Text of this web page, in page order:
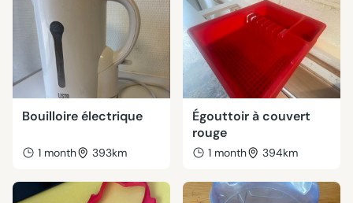
Bouilloire électrique
1 month 393km
Égouttoir à couvert
rouge
1 month 394km